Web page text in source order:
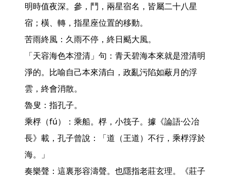
明時值夜深。參，鬥，兩星宿名，皆屬二十八星
宿；橫、轉，指星座位置的移動。
苦雨終風：久雨不停，終日颳大風。
「天容海色本澄清」句：青天碧海本來就是澄清明
淨的。比喻自己本來清白，政亂污陷如蔽月的浮
雲，終會消散。
魯叟：指孔子。
乘桴（fú）：乘船。桴，小筏子。據《論語·公冶
長》載，孔子曾說：「道（王道）不行，乘桴浮於
海。」
奏樂聲：這裏形容濤聲。也隱指老莊玄理。《莊子